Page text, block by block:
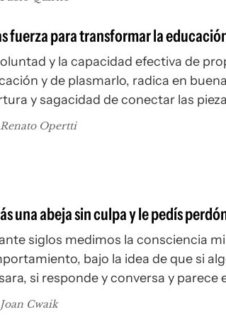
fuerza para transformar la
y la capacidad efectiva de
y de plasmarlo, radica en
y sagacidad de conectar las
a desafíos que son
Renato Opertti
una abeja sin culpa y le pedís
siglos medimos la consciencia
bajo la idea de que si
si responde y conversa y parece
adentro hay alguien.
Joan Cwaik